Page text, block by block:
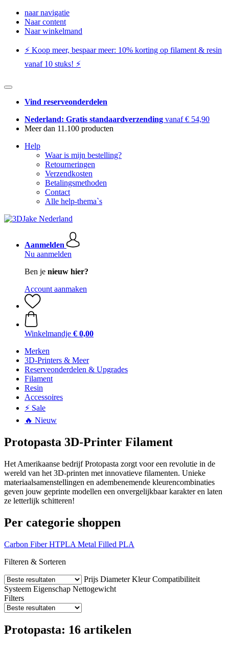
naar navigatie
Naar content
Naar winkelmand
⚡️ Koop meer, bespaar meer: ​​10% korting op filament & resin
vanaf 10 stuks! ⚡️
Vind reserveonderdelen
Nederland: Gratis standaardverzending vanaf € 54,90
Meer dan 11.100 producten
Help
Waar is mijn bestelling?
Retourneringen
Verzendkosten
Betalingsmethoden
Contact
Alle help-thema`s
Aanmelden
Nu aanmelden
Ben je nieuw hier?
Account aanmaken
Winkelmandje € 0,00
Merken
3D-Printers & Meer
Reserveonderdelen & Upgrades
Filament
Resin
Accessoires
⚡ Sale
🔥 Nieuw
Protopasta 3D-Printer Filament
Het Amerikaanse bedrijf Protopasta zorgt voor een revolutie in de
wereld van het 3D-printen met innovatieve filamenten. Unieke
materiaalsamenstellingen en adembenemende kleurencombinaties
geven jouw geprinte modellen een onvergelijkbaar karakter en laten
ze letterlijk schitteren!
Per categorie shoppen
Carbon Fiber HTPLA Metal Filled PLA
Filteren & Sorteren
Prijs Diameter Kleur Compatibiliteit
Systeem Eigenschap Nettogewicht
Filters
Protopasta: 16 artikelen